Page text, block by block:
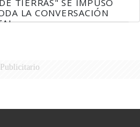
LA CONVERSACIÓN